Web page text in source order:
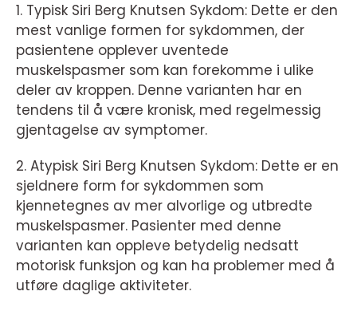
1. Typisk Siri Berg Knutsen Sykdom: Dette er den
mest vanlige formen for sykdommen, der
pasientene opplever uventede
muskelspasmer som kan forekomme i ulike
deler av kroppen. Denne varianten har en
tendens til å være kronisk, med regelmessig
gjentagelse av symptomer.
2. Atypisk Siri Berg Knutsen Sykdom: Dette er en
sjeldnere form for sykdommen som
kjennetegnes av mer alvorlige og utbredte
muskelspasmer. Pasienter med denne
varianten kan oppleve betydelig nedsatt
motorisk funksjon og kan ha problemer med å
utføre daglige aktiviteter.